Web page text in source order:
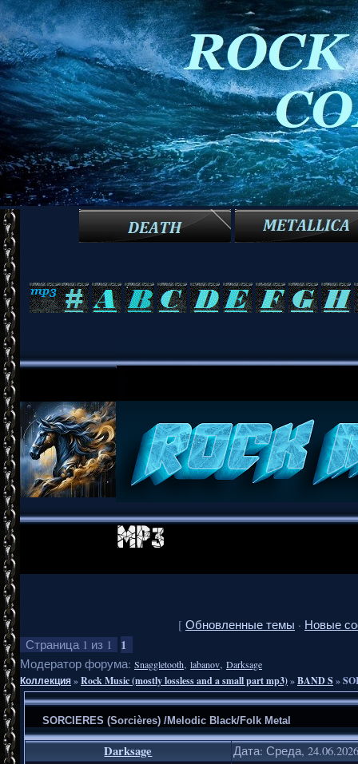
[ Обновленные темы · Новые
Страница 1 из 1 1
Модератор форума: Snaggletooth, labanov, Darksage
Коллекция»Rock Music (mostly lossless and a small part mp3)»BAND S »
SORCIERES (Sorcières) /Melodic Black/Folk Metal
Darksage Дата: Среда,